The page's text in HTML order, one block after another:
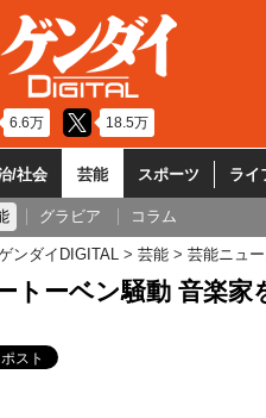
6.6万 18.5万
/社会 芸能 スポーツ ライ
グラビア コラム
ンダイDIGITAL 芸能 芸能ニュ
トーベン騒動 音楽家